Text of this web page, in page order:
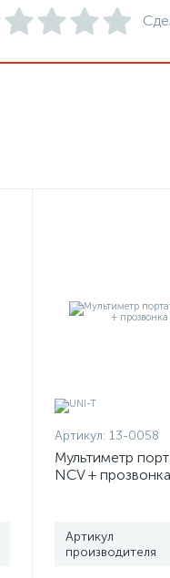
Артикул: 13-0058
Мультиметр
NCV +
Артикул
производителя